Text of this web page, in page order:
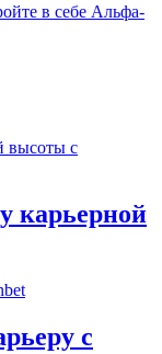
в себе Альфа-
карьерной
с